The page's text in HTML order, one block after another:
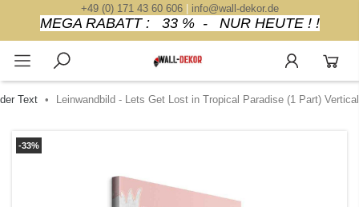
+49 (0) 171 43 60 606| info@wall-dekor.de
MEGA RABATT : 33 % - NUR HEUTE ! !
Text Leinwandbild - Lets Get Lost in Tropical Paradise (1 Part) Vertical
-33%